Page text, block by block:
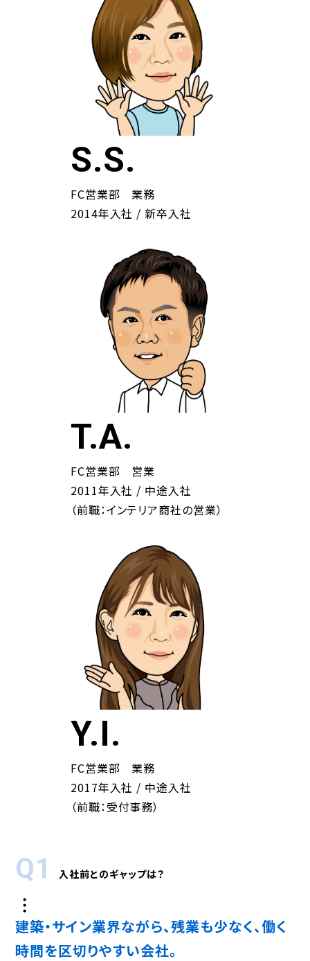
S.S.
FC営業部 業務
2014年入社 / 新卒入社
T.A.
FC営業部 営業
2011年入社 / 中途入社
（前職：インテリア商社の営業）
Y.I.
FC営業部 業務
2017年入社 / 中途入社
（前職：受付事務）
Q1 入社前とのギャップは？
建築・サイン業界ながら、残業も少なく、働く
時間を区切りやすい会社。